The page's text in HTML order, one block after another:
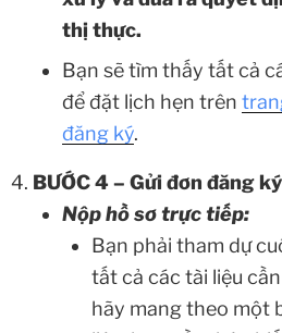
thị thực.
Bạn sẽ tìm thấy tất cả
để đặt lịch hẹn trên
đăng ký.
BƯỚC 4 – Gửi đơn đăng
Nộp hồ sơ trực tiếp:
Bạn phải tham dự
tất cả các tài liệu
hãy mang theo một